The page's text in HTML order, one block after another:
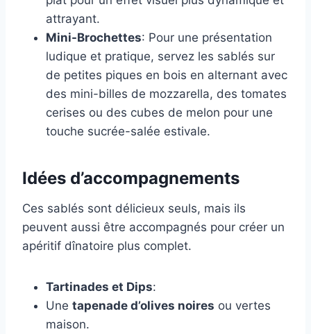
attrayant.
Mini-Brochettes: Pour une présentation
ludique et pratique, servez les sablés sur
de petites piques en bois en alternant avec
des mini-billes de mozzarella, des tomates
cerises ou des cubes de melon pour une
touche sucrée-salée estivale.
Idées d’accompagnements
Ces sablés sont délicieux seuls, mais ils
peuvent aussi être accompagnés pour créer un
apéritif dînatoire plus complet.
Tartinades et Dips:
Une tapenade d’olives noires ou vertes
maison.